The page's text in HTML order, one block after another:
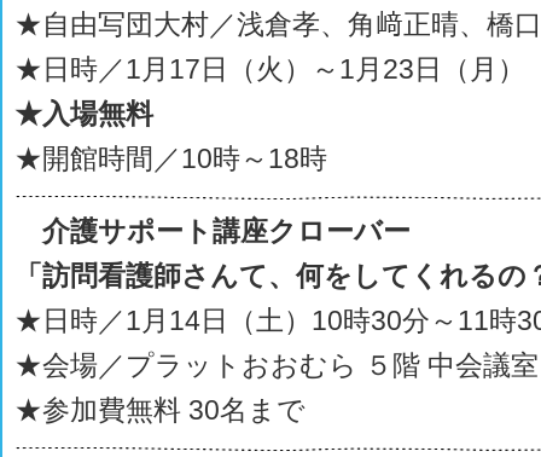
★自由写団大村／浅倉孝、角﨑正晴、橋
★日時／1月17日（火）～1月23日（月）
★入場無料
★開館時間／10時～18時
介護サポート講座クローバー
「訪問看護師さんて、何をしてくれるの
★日時／1月14日（土）10時30分～11時
★会場／プラットおおむら ５階 中会議室
★参加費無料 30名まで